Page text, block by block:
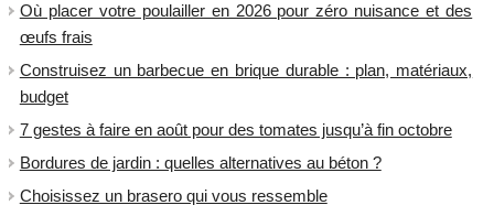
Où placer votre poulailler en 2026 pour zéro nuisance et des
œufs frais
Construisez un barbecue en brique durable : plan, matériaux,
budget
7 gestes à faire en août pour des tomates jusqu’à fin octobre
Bordures de jardin : quelles alternatives au béton ?
Choisissez un brasero qui vous ressemble